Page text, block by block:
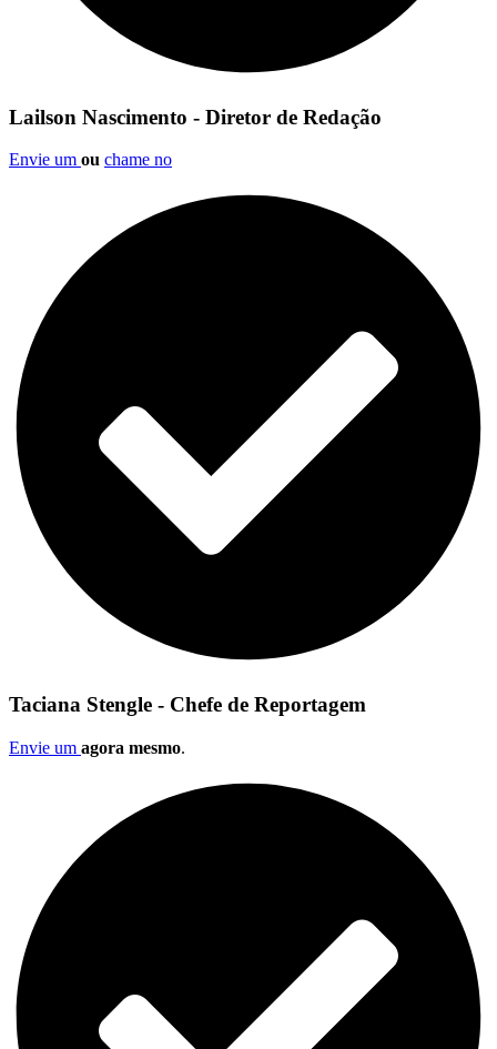
Lailson Nascimento - Diretor de Redação
Envie um ou chame no
Taciana Stengle - Chefe de Reportagem
Envie um agora mesmo.